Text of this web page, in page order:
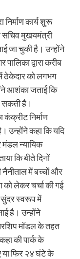
निर्माण कार्य शुरू
सचिव मुखयमंत्री
जा चुकी है। उन्होंने
द्वारा करीब
ठेकेदार को लगभग
आशंका जताई कि
सकती है।
निर्माण
उन्होंने कहा कि यदि
मंडल न्यायिक
कि बीते दिनों
नैनीताल में बच्चों और
को लेकर चर्चा की गई
सुंदर स्वरूप में
है। उन्होंने
मॉडल के तहत
की पार्क के
या फिर २४ घंटे के